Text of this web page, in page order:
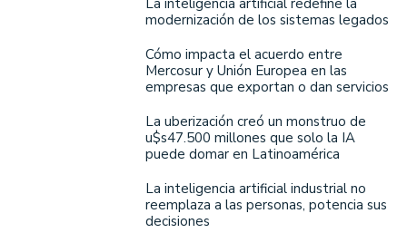
La inteligencia artificial redefine la
modernización de los sistemas legados
Cómo impacta el acuerdo entre
Mercosur y Unión Europea en las
empresas que exportan o dan servicios
La uberización creó un monstruo de
u$s47.500 millones que solo la IA
puede domar en Latinoamérica
La inteligencia artificial industrial no
reemplaza a las personas, potencia sus
decisiones